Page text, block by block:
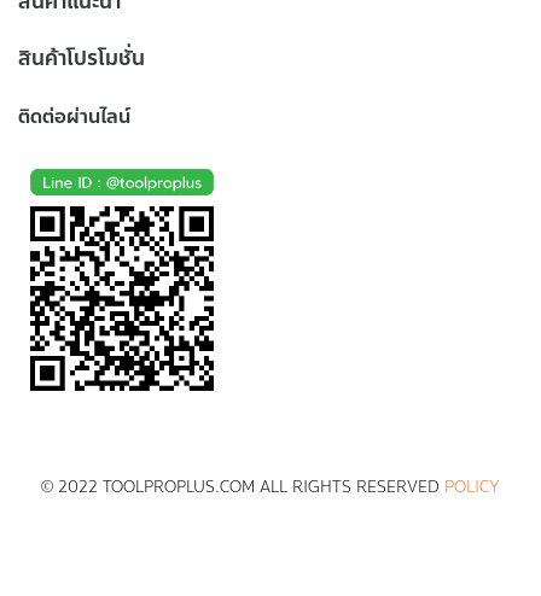
สินค้าโปรโมชั่น
ติดต่อผ่านไลน์
© 2022 TOOLPROPLUS.COM ALL RIGHTS RESERVED POLICY